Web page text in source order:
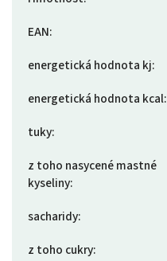
EAN:
energetická hodnota kj:
energetická hodnota kcal:
tuky:
z toho nasycené mastné
kyseliny:
sacharidy:
z toho cukry: